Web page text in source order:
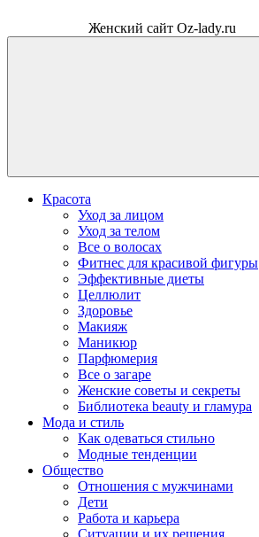
Женский сайт Oz-lady.ru
Красота
Уход за лицом
Уход за телом
Все о волосах
Фитнес для красивой фигуры
Эффективные диеты
Целлюлит
Здоровье
Макияж
Маникюр
Парфюмерия
Все о загаре
Женские советы и секреты
Библиотека beauty и гламура
Мода и стиль
Как одеваться стильно
Модные тенденции
Общество
Отношения с мужчинами
Дети
Работа и карьера